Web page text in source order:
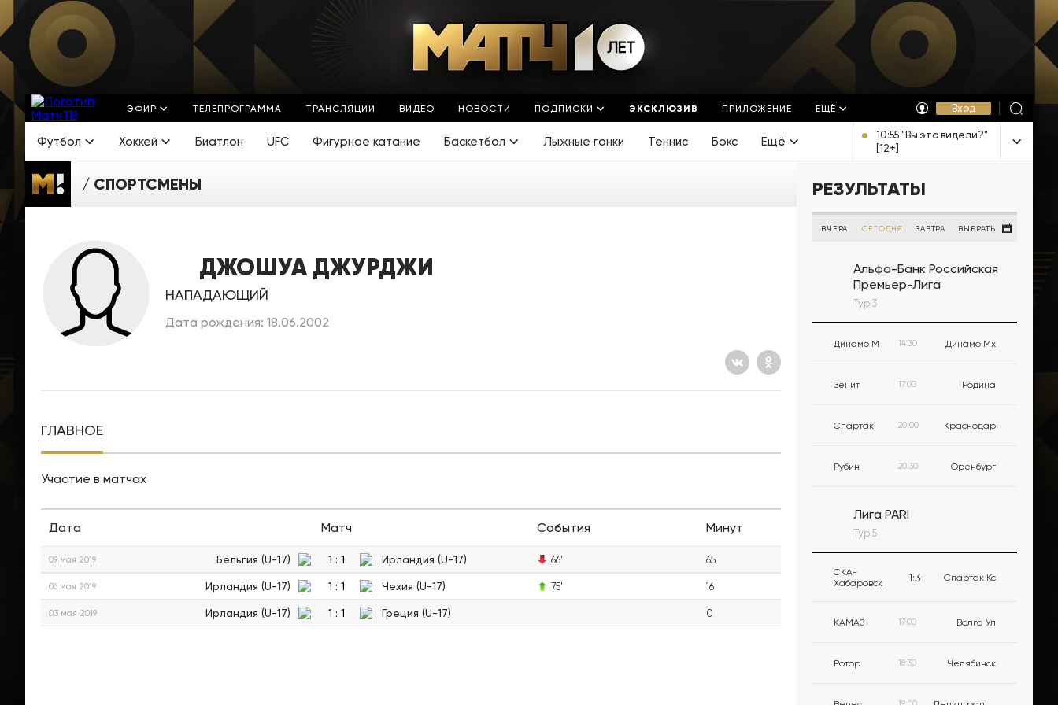
ЭФИР ТЕЛЕПРОГРАММА ТРАНСЛЯЦИИ ВИДЕО НОВОСТИ ПОДПИСКИ ЭКСКЛЮЗИВ ПРИЛОЖЕНИЕ ЕЩЁ Вход
Футбол Хоккей Биатлон UFC Фигурное катание Баскетбол Лыжные гонки Теннис Бокс Ещё
10:55 "Вы это видели?"
[12+]
СПОРТСМЕНЫ
ДЖОШУА ДЖУРДЖИ
НАПАДАЮЩИЙ
Дата рождения: 18.06.2002
ГЛАВНОЕ
Участие в матчах
Дата Матч События Минут
09 мая 2019 Бельгия (U-17) 1 : 1 Ирландия (U-17) 66' 65
06 мая 2019 Ирландия (U-17) 1 : 1 Чехия (U-17) 75' 16
03 мая 2019 Ирландия (U-17) 1 : 1 Греция (U-17) 0
РЕЗУЛЬТАТЫ
ВЧЕРА СЕГОДНЯ ЗАВТРА ВЫБРАТЬ
Альфа-Банк Российская
Премьер-Лига
Тур 3
Динамо М 14:30 Динамо Мх
Зенит 17:00 Родина
Спартак 20:00 Краснодар
Рубин 20:30 Оренбург
Лига PARI
Тур 5
СКА-
Хабаровск
1:3 Спартак Кс
КАМАЗ 17:00 Волга Ул
Ротор 18:30 Челябинск